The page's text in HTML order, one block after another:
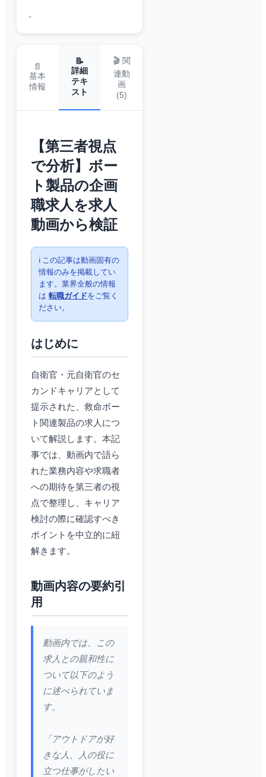
-
📄
基本
情報
📝
詳細
テキ
スト
🎬 関
連動
画
(5)
【第三者視点
で分析】ボー
ト製品の企画
職求人を求人
動画から検証
ℹ️ この記事は動画固有の
情報のみを掲載してい
ます。業界全般の情報
は 転職ガイドをご覧く
ださい。
はじめに
自衛官・元自衛官のセ
カンドキャリアとして
提示された、救命ボー
ト関連製品の求人につ
いて解説します。本記
事では、動画内で語ら
れた業務内容や求職者
への期待を第三者の視
点で整理し、キャリア
検討の際に確認すべき
ポイントを中立的に紐
解きます。
動画内容の要約引
用
動画内では、この
求人との親和性に
ついて以下のよう
に述べられていま
す。
「アウトドアが好
きな人、人の役に
立つ仕事がしたい